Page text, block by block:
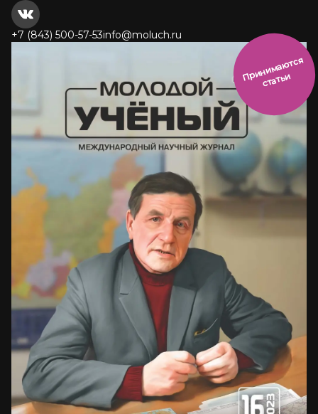
+7 (843) 500-57-53info@moluch.ru
П
р
и
н
и
м
а
ют
с
я
ст
ать
и